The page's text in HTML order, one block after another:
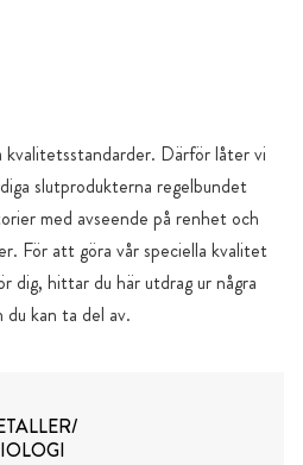
kvalitetsstandarder. Därför låter vi
slutprodukterna regelbundet
med avseende på renhet och
För att göra vår speciella kvalitet
dig, hittar du här utdrag ur några
kan ta del av.